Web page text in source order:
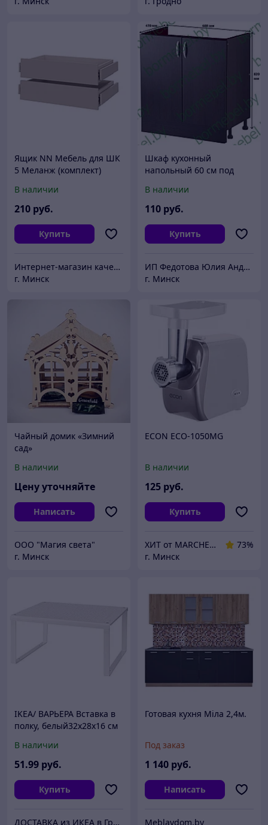
Ящик NN Мебель для ШК
5 Меланж (комплект)
В наличии
210 руб.
Купить
Интернет-магазин качественной мебели фабричного производства
г. Минск
Шкаф кухонный
напольный 60 см под
В наличии
110 руб.
Купить
ИП Федотова Юлия Андреевна
г. Минск
Чайный домик «Зимний
сад»
В наличии
Цену уточняйте
Написать
ООО "Магия света"
г. Минск
ECON ECO-1050MG
В наличии
125 руб.
Купить
ХИТ от MARCHENKO
73%
г. Минск
IKEA/ ВАРЬЕРА Вставка в
полку, белый32x28x16 см
В наличии
51.99 руб.
Купить
ДОСТАВКА из ИКЕА в Гродно
Готовая кухня Мiла 2,4м.
Под заказ
1 140 руб.
Написать
Meblavdom.by